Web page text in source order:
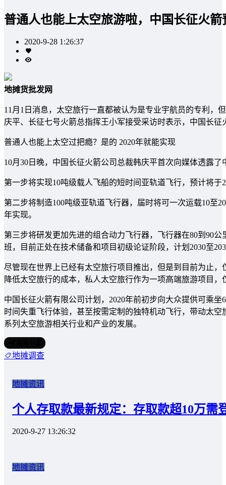
普通人也能上太空旅游啦，中国长征火
2020-9-28 1:26:37
地摊货批发网
11月1日消息，太空旅行一直都被认为是专业宇航员的专利，
庆平、长征七号火箭总指挥王小军接受采访时表示，中国长
普通人也能上太空过把瘾？是的 2020年就能实现
10月30日晚，中国长征火箭公司总裁韩庆平首次向媒体透露了
第一步将实现10吨级载人飞船的短时间亚轨道飞行，预计将于
第二步将制造100吨级亚轨道飞行器，届时将可一次运载10至
年实现。
第三步将研发更加先进的组合动力飞行器，飞行器在80到90
班，目前正处在技术储备和项目初级论证阶段，计划2030至
尽管现在世界上已经有太空旅行项目推出，但是到目前为止
降低太空旅行的成本，私人太空旅行作为一项高端旅游项目
中国长征火箭有限公司计划，2020年前初步向大众提供可乘
时间失重飞行体验，甚至按需定制的独特机动飞行，带动太
系列太空旅游相关行业和产业的发展。
地摊调查
地摊资讯
个人存取款最新规定：存取款超10万需
2020-9-27 13:26:32
地摊资讯